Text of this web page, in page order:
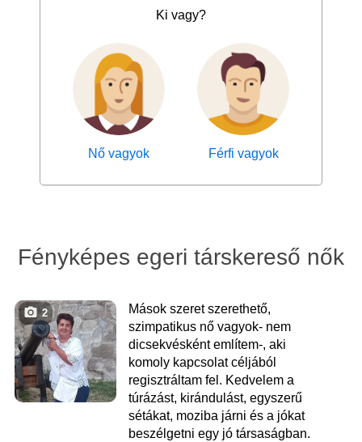
Ki vagy?
Nő vagyok Férfi vagyok
Fényképes egeri társkereső nők
2
Mások szeret szerethető,
szimpatikus nő vagyok- nem
dicsekvésként említem-, aki
komoly kapcsolat céljából
regisztráltam fel. Kedvelem a
túrázást, kirándulást, egyszerű
sétákat, moziba járni és a jókat
beszélgetni egy jó társaságban.